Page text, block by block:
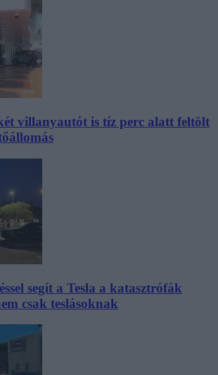
villanyautót is tíz perc alatt feltölt
segít a Tesla a katasztrófák
csak teslásoknak